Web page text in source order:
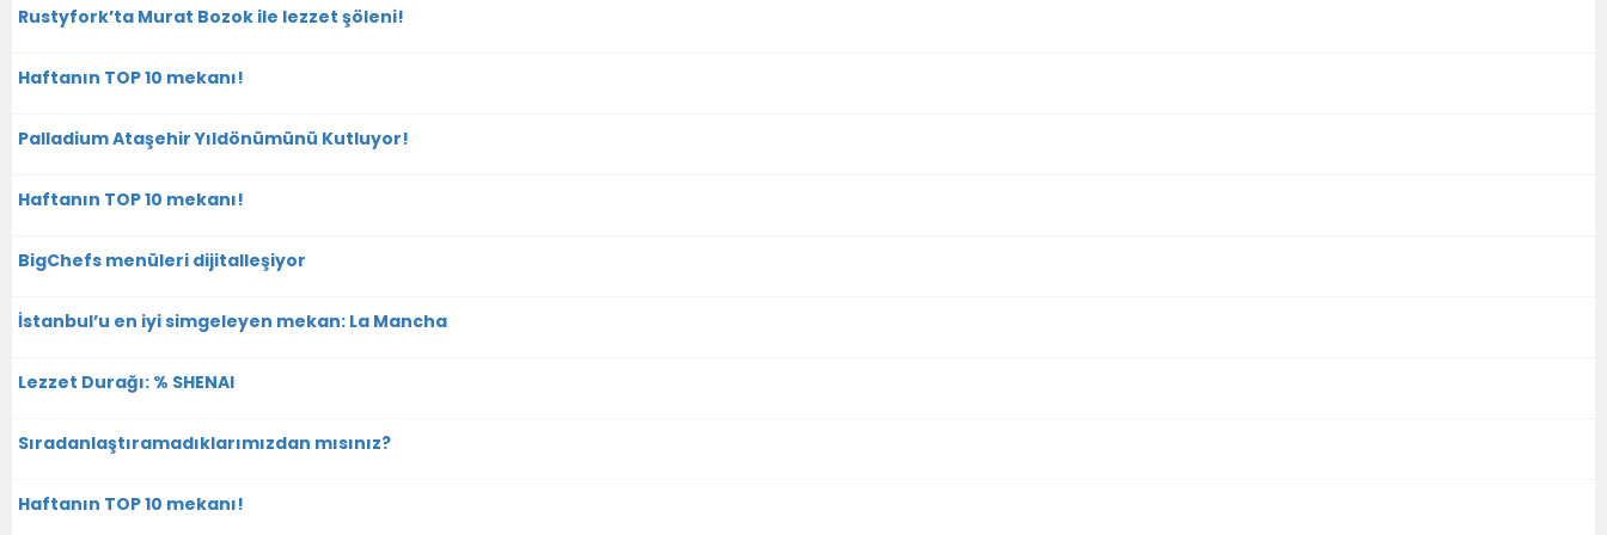
Rustyfork’ta Murat Bozok ile lezzet şöleni!
Haftanın TOP 10 mekanı!
Palladium Ataşehir Yıldönümünü Kutluyor!
Haftanın TOP 10 mekanı!
BigChefs menüleri dijitalleşiyor
İstanbul’u en iyi simgeleyen mekan: La Mancha
Lezzet Durağı: % SHENAI
Sıradanlaştıramadıklarımızdan mısınız?
Haftanın TOP 10 mekanı!